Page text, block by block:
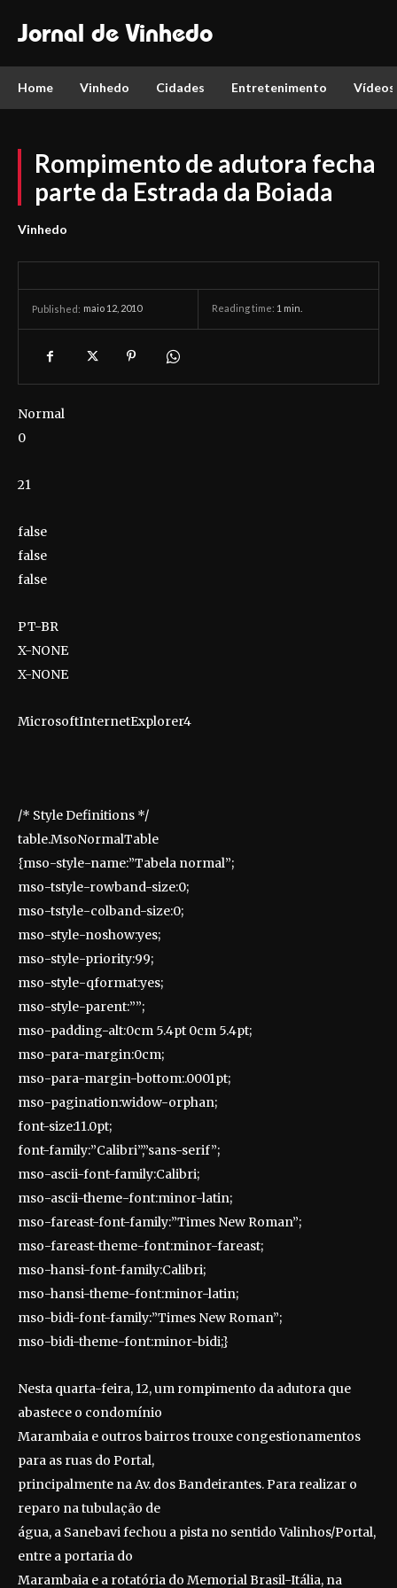
Jornal de Vinhedo
Home Vinhedo Cidades Entretenimento Vídeos
Rompimento de adutora fecha
parte da Estrada da Boiada
Vinhedo
Published: maio 12, 2010 Reading time: 1 min.
Normal
0
21
false
false
false
PT-BR
X-NONE
X-NONE
MicrosoftInternetExplorer4
/* Style Definitions */
table.MsoNormalTable
{mso-style-name:”Tabela normal”;
mso-tstyle-rowband-size:0;
mso-tstyle-colband-size:0;
mso-style-noshow:yes;
mso-style-priority:99;
mso-style-qformat:yes;
mso-style-parent:””;
mso-padding-alt:0cm 5.4pt 0cm 5.4pt;
mso-para-margin:0cm;
mso-para-margin-bottom:.0001pt;
mso-pagination:widow-orphan;
font-size:11.0pt;
font-family:”Calibri”,”sans-serif”;
mso-ascii-font-family:Calibri;
mso-ascii-theme-font:minor-latin;
mso-fareast-font-family:”Times New Roman”;
mso-fareast-theme-font:minor-fareast;
mso-hansi-font-family:Calibri;
mso-hansi-theme-font:minor-latin;
mso-bidi-font-family:”Times New Roman”;
mso-bidi-theme-font:minor-bidi;}
Nesta quarta-feira, 12, um rompimento da adutora que
abastece o condomínio
Marambaia e outros bairros trouxe congestionamentos
para as ruas do Portal,
principalmente na Av. dos Bandeirantes. Para realizar o
reparo na tubulação de
água, a Sanebavi fechou a pista no sentido Valinhos/Portal,
entre a portaria do
Marambaia e a rotatória do Memorial Brasil-Itália, na